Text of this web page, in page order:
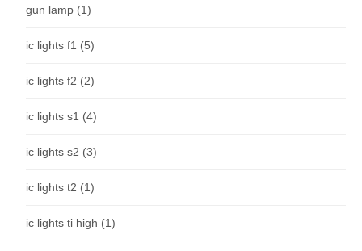
gun lamp (1)
ic lights f1 (5)
ic lights f2 (2)
ic lights s1 (4)
ic lights s2 (3)
ic lights t2 (1)
ic lights ti high (1)